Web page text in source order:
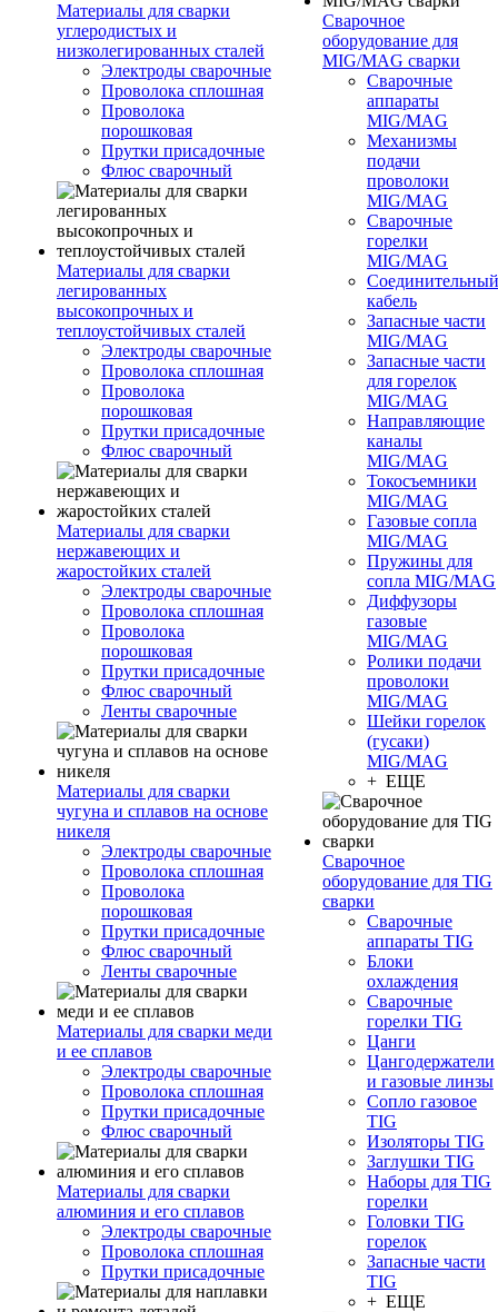
Материалы для сварки
углеродистых и
низколегированных сталей
Электроды сварочные
Проволока сплошная
Проволока
порошковая
Прутки присадочные
Флюс сварочный
Материалы для сварки
легированных
высокопрочных и
теплоустойчивых сталей
Электроды сварочные
Проволока сплошная
Проволока
порошковая
Прутки присадочные
Флюс сварочный
Материалы для сварки
нержавеющих и
жаростойких сталей
Электроды сварочные
Проволока сплошная
Проволока
порошковая
Прутки присадочные
Флюс сварочный
Ленты сварочные
Материалы для сварки
чугуна и сплавов на основе
никеля
Электроды сварочные
Проволока сплошная
Проволока
порошковая
Прутки присадочные
Флюс сварочный
Ленты сварочные
Материалы для сварки меди
и ее сплавов
Электроды сварочные
Проволока сплошная
Прутки присадочные
Флюс сварочный
Материалы для сварки
алюминия и его сплавов
Электроды сварочные
Проволока сплошная
Прутки присадочные
Сварочное
оборудование для
MIG/MAG сварки
Сварочные
аппараты
MIG/MAG
Механизмы
подачи
проволоки
MIG/MAG
Сварочные
горелки
MIG/MAG
Соединительный
кабель
Запасные части
MIG/MAG
Запасные части
для горелок
MIG/MAG
Направляющие
каналы
MIG/MAG
Токосъемники
MIG/MAG
Газовые сопла
MIG/MAG
Пружины для
сопла MIG/MAG
Диффузоры
газовые
MIG/MAG
Ролики подачи
проволоки
MIG/MAG
Шейки горелок
(гусаки)
MIG/MAG
+ ЕЩЕ
Сварочное
оборудование для TIG
сварки
Сварочные
аппараты TIG
Блоки
охлаждения
Сварочные
горелки TIG
Цанги
Цангодержатели
и газовые линзы
Сопло газовое
TIG
Изоляторы TIG
Заглушки TIG
Наборы для TIG
горелки
Головки TIG
горелок
Запасные части
TIG
+ ЕЩЕ